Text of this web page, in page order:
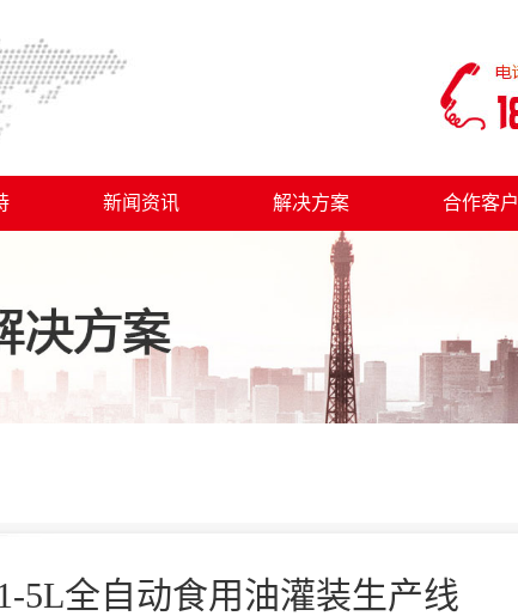
新闻资讯 解决方案 合作客户
5L全自动食用油灌装生产线